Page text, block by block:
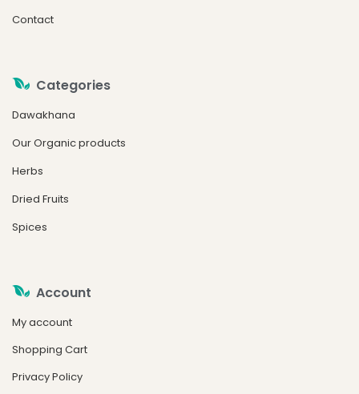
Contact
Categories
Dawakhana
Our Organic products
Herbs
Dried Fruits
Spices
Account
My account
Shopping Cart
Privacy Policy